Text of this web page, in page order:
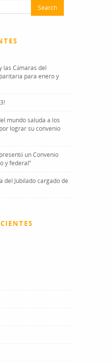
las Cámaras del
para enero y
mundo saluda a los
lograr su convenio
un Convenio
y federal”
del Jubilado cargado de